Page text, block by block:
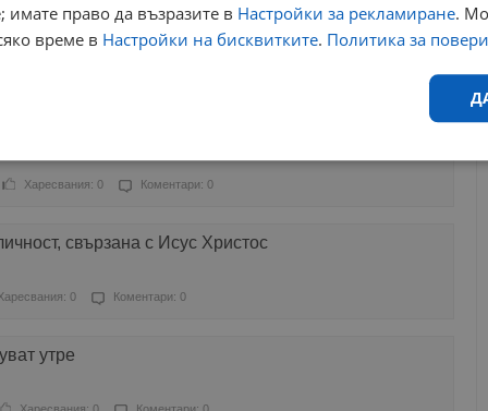
да си отрежеш главата с езика си
Харесвания: 0 Коментари: 0
свързана с Исус Христос
0 Коментари: 0
утре
имате право да възразите в Настройки за рекламиране.
време в Настройки на бисквитките. Политика за
Ефективност Таргетиране Функционалност